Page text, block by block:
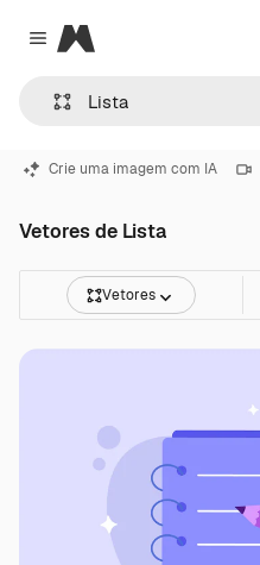
Close menu
Magnific
Crie uma imagem com IA
Vetores de Lista
Vetores